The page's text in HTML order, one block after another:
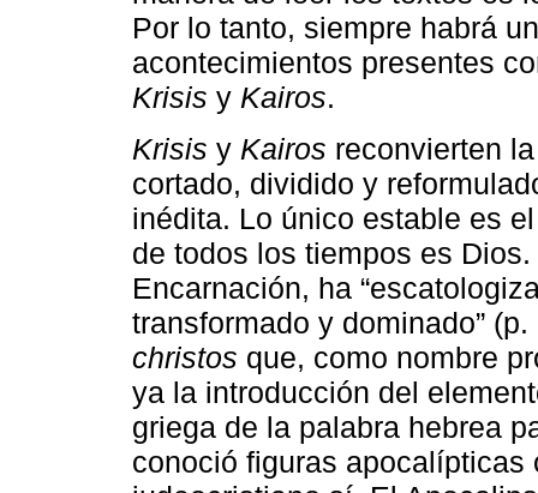
Por lo tanto, siempre habrá
acontecimientos presentes
Krisis y Kairos.
Krisis y Kairos reconvierten
cortado, dividido y
inédita. Lo único estable es
de todos los tiempos es
Encarnación, ha
transformado y dominado”
christos que, como nombre
ya la introducción del
griega de la palabra hebrea
conoció figuras